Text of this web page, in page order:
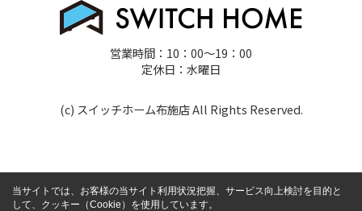
営業時間：10：00～19：00
定休日：水曜日
(c) スイッチホーム布施店 All Rights Reserved.
当サイトでは、お客様の当サイト利用状況把握、サービス向上検討を目的と
して、クッキー（Cookie）を使用しています。